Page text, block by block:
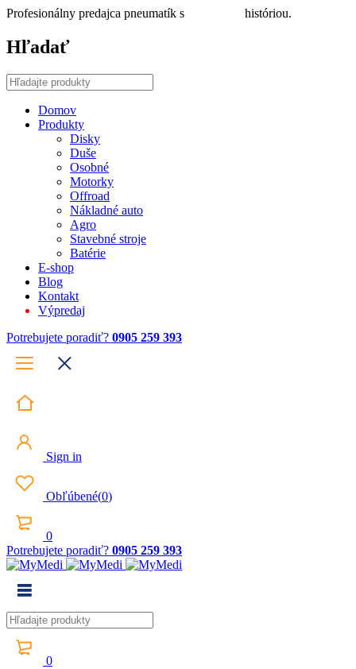
Profesionálny predajca pneumatík s históriou.
Hľadať
Domov
Produkty
Disky
Duše
Osobné
Motorky
Offroad
Nákladné auto
Agro
Stavebné stroje
Batérie
E-shop
Blog
Kontakt
Výpredaj
Potrebujete poradiť? 0905 259 393
Sign in
Obľúbené(0)
0
Potrebujete poradiť? 0905 259 393
0